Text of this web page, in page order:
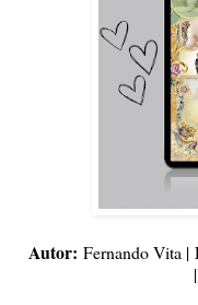
Autor: Fernando Vita |
|